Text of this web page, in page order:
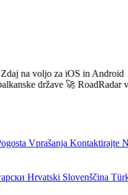
voljo za iOS in Android📍
države🚀 RoadRadar v2.0
Vprašanja Kontaktirajte
Hrvatski Slovenščina